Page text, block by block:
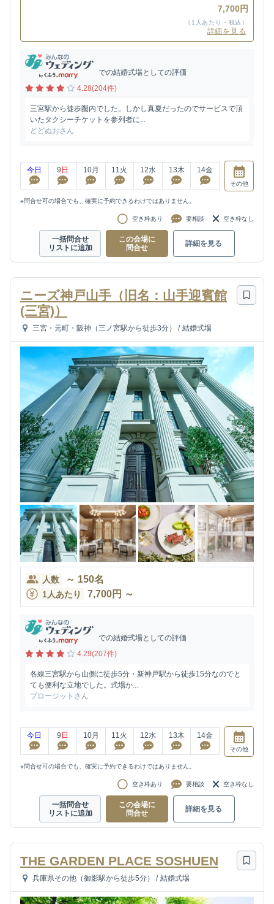
7,700円
（1人あたり・税込）
詳細を見る
での結婚式場としての評価
4.28(204件)
三宮駅から徒歩圏内でした。しかし真夏だったのでサービスで頂
いたタクシーチケットを参列者に...
どどぬおさん
今日 9 日 10月 11火 12水 13木 14金
その他
※問合せ可の場合でも、確実に予約できるわけではありません。
空き枠あり 要相談 空き枠なし
一括問合せ
リストに追加
この会場に
問合せ
詳細を見る
ニーズ神戸山手（旧名：山手迎賓館
(三宮)）
三宮・元町・阪神（三ノ宮駅から徒歩3分） / 結婚式場
人数 ～ 150名
1人あたり 7,700円 ～
での結婚式場としての評価
4.29(207件)
各線三宮駅から山側に徒歩5分・新神戸駅から徒歩15分なのでと
ても便利な立地でした。式場か...
プロージットさん
今日 9 日 10月 11火 12水 13木 14金
その他
※問合せ可の場合でも、確実に予約できるわけではありません。
空き枠あり 要相談 空き枠なし
一括問合せ
リストに追加
この会場に
問合せ
詳細を見る
THE GARDEN PLACE SOSHUEN
兵庫県その他（御影駅から徒歩5分） / 結婚式場